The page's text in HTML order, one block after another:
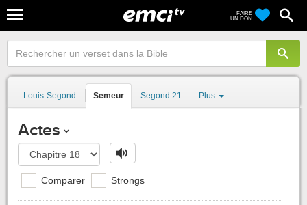
FAIRE
UN DON
Louis-Segond Semeur Segond 21 Plus
Actes
Comparer Strongs